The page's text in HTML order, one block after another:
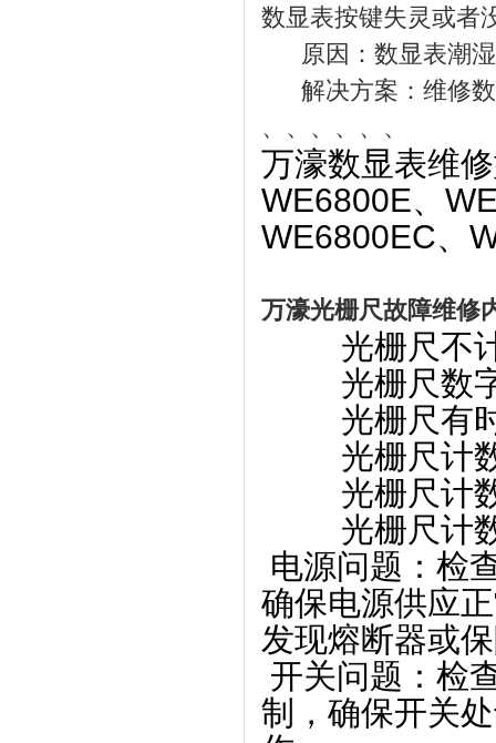
数显表按键失灵或者
原因：数显表潮湿
解决方案：维修
、、、、、、
万濠数显表维
WE6800E、
WE6800EC、
万濠光栅尺故障维修
光栅尺不
光栅尺数
光栅尺有时
光栅尺计数
光栅尺计数
光栅尺计数
电源问题 ：检
确保电源供应
发现熔断器或
开关问题 ：检
制，确保开关